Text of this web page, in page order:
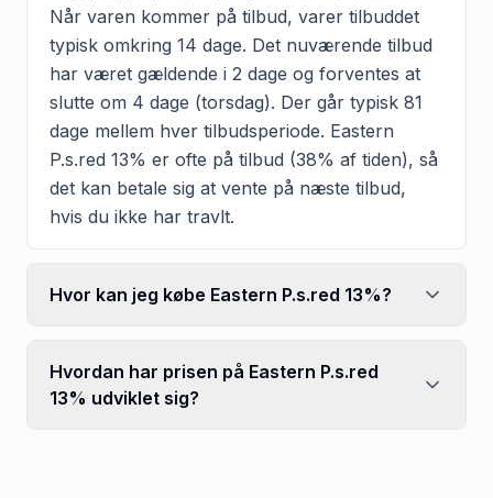
Når varen kommer på tilbud, varer tilbuddet
typisk omkring 14 dage. Det nuværende tilbud
har været gældende i 2 dage og forventes at
slutte om 4 dage (torsdag). Der går typisk 81
dage mellem hver tilbudsperiode. Eastern
P.s.red 13% er ofte på tilbud (38% af tiden), så
det kan betale sig at vente på næste tilbud,
hvis du ikke har travlt.
Hvor kan jeg købe Eastern P.s.red 13%?
Hvordan har prisen på Eastern P.s.red
13% udviklet sig?